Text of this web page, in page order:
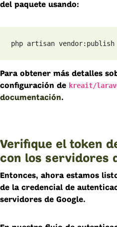
del paquete usando:
php artisan
Para obtener más detalles
configuración de kreait/
documentación.
Verifique el token
con los servidores
Entonces, ahora estamos
de la credencial de
servidores de Google.